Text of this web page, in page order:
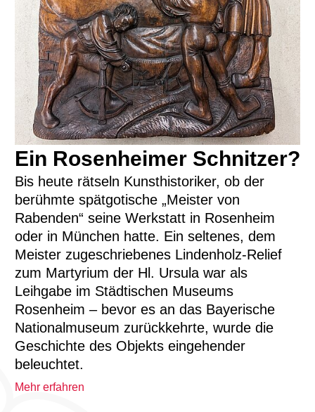
Ein Rosenheimer Schnitzer?
Bis heute rätseln Kunsthistoriker, ob der
berühmte spätgotische „Meister von
Rabenden“ seine Werkstatt in Rosenheim
oder in München hatte. Ein seltenes, dem
Meister zugeschriebenes Lindenholz‑Relief
zum Martyrium der Hl. Ursula war als
Leihgabe im Städtischen Museums
Rosenheim – bevor es an das Bayerische
Nationalmuseum zurückkehrte, wurde die
Geschichte des Objekts eingehender
beleuchtet.
Mehr erfahren